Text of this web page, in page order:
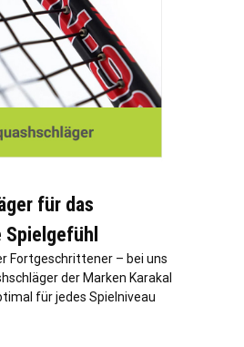
für das
Fortgeschrittener – bei uns
der Marken Karakal
für jedes Spielniveau